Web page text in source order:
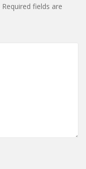
Required fields are